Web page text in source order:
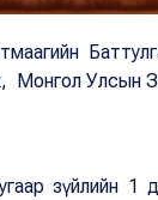
Улсын
зүйлийн